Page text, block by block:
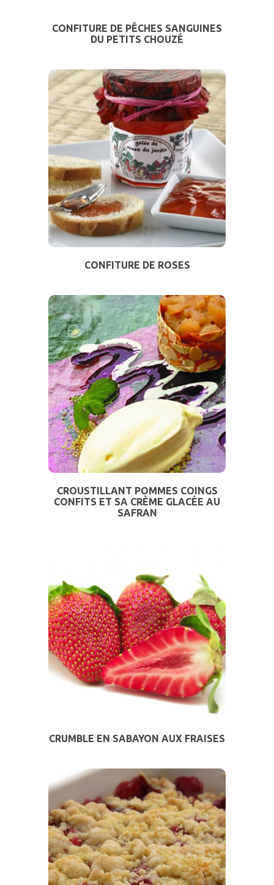
CONFITURE DE PÊCHES SANGUINES
DU PETITS CHOUZÉ
CONFITURE DE ROSES
CROUSTILLANT POMMES COINGS
CONFITS ET SA CRÈME GLACÉE AU
SAFRAN
CRUMBLE EN SABAYON AUX FRAISES